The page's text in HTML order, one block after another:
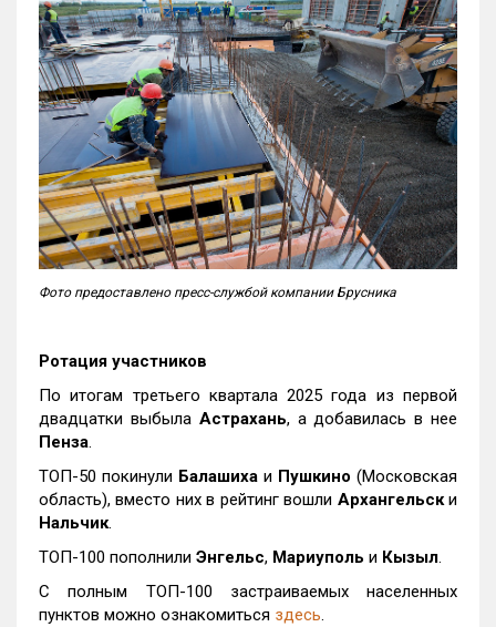
Фото предоставлено пресс-службой компании Брусника
Ротация участников
По итогам третьего квартала 2025 года из первой
двадцатки выбыла Астрахань, а добавилась в нее
Пенза.
ТОП-50 покинули Балашиха и Пушкино (Московская
область), вместо них в рейтинг вошли Архангельски
Нальчик.
ТОП-100 пополнили Энгельс, Мариуполь и Кызыл.
С полным ТОП-100 застраиваемых населенных
пунктов можно ознакомиться здесь.